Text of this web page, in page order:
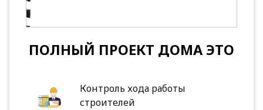
ПОЛНЫЙ ПРОЕКТ ДОМА ЭТО
Контроль хода работы
строителей